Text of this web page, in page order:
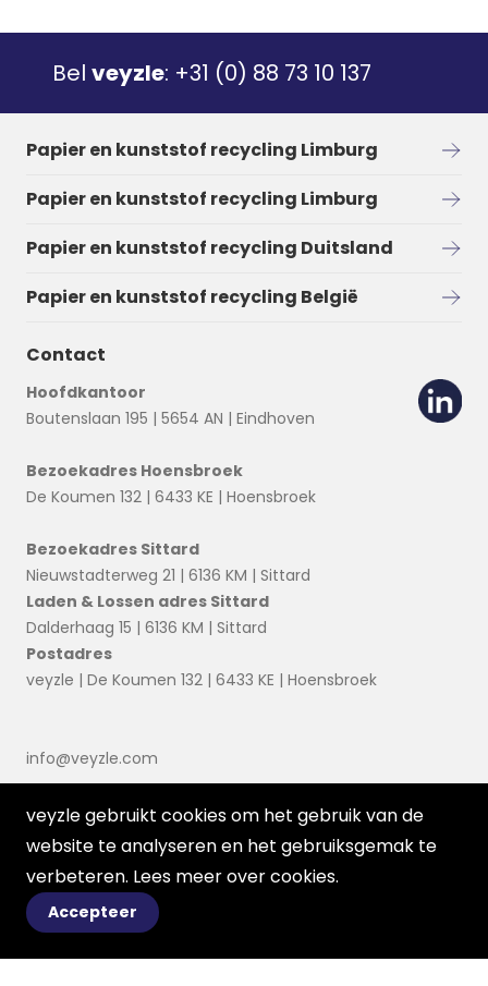
Bel veyzle: +31 (0) 88 73 10 137
Papier en kunststof recycling Limburg
Papier en kunststof recycling Limburg
Papier en kunststof recycling Duitsland
Papier en kunststof recycling België
Contact
Hoofdkantoor
Boutenslaan 195 | 5654 AN | Eindhoven
Bezoekadres Hoensbroek
De Koumen 132 | 6433 KE | Hoensbroek
Bezoekadres Sittard
Nieuwstadterweg 21 | 6136 KM | Sittard
Laden & Lossen adres Sittard
Dalderhaag 15 | 6136 KM | Sittard
Postadres
veyzle | De Koumen 132 | 6433 KE | Hoensbroek
info@veyzle.com
© 2026 Ortessa
veyzle gebruikt cookies om het gebruik van de
website te analyseren en het gebruiksgemak te
verbeteren. Lees meer overcookies.
Accepteer